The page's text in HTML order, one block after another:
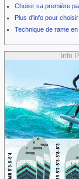
Choisir sa première
Plus d'info pour
Technique de rame en
Info